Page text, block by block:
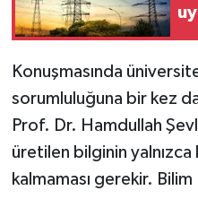
Konuşmasında
sorumluluğuna bir kez
Prof. Dr. Hamdullah
üretilen bilginin yalnızca
kalmaması gerekir. Bilim